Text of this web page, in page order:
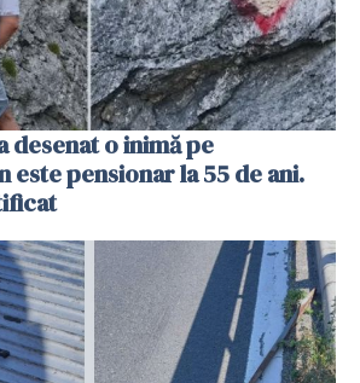
desenat o inimă pe
este pensionar la 55 de ani.